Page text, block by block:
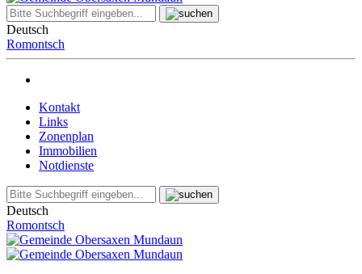
Deutsch
Romontsch
Kontakt
Links
Zonenplan
Immobilien
Notdienste
Deutsch
Romontsch